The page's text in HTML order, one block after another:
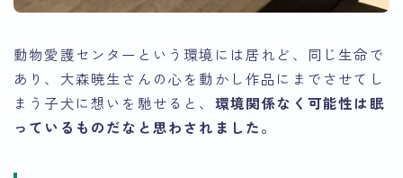
動物愛護センターという環境には居れど、同じ生命で
あり、大森暁生さんの心を動かし作品にまでさせてし
まう子犬に想いを馳せると、 環境関係なく可能性は眠
っているものだなと思わされました。